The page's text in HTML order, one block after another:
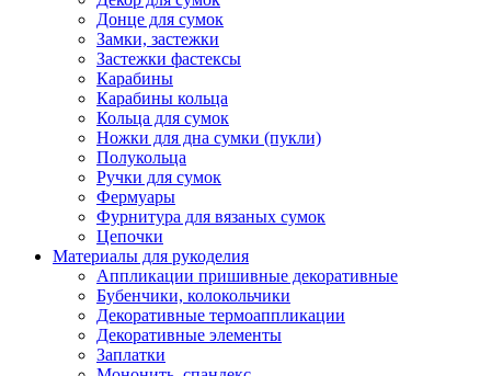
Донце для сумок
Замки, застежки
Застежки фастексы
Карабины
Карабины кольца
Кольца для сумок
Ножки для дна сумки (пукли)
Полукольца
Ручки для сумок
Фермуары
Фурнитура для вязаных сумок
Цепочки
Материалы для рукоделия
Аппликации пришивные декоративные
Бубенчики, колокольчики
Декоративные термоаппликации
Декоративные элементы
Заплатки